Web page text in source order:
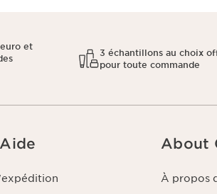
et
3 échantillons au choix
pour toute commande
About
À propos